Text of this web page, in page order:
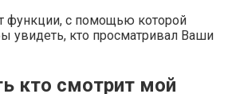
функции, с помощью которой
увидеть, кто просматривал Ваши
кто смотрит мой